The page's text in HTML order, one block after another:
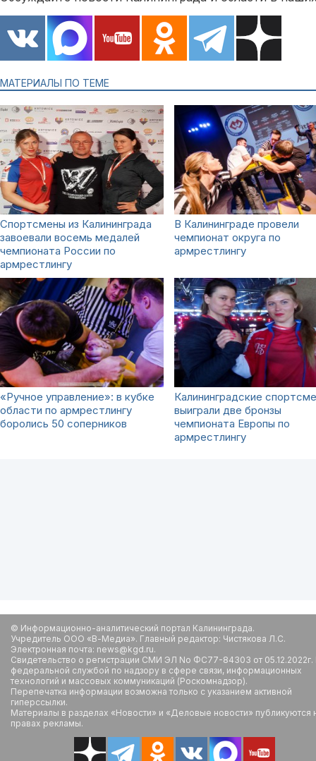
МАТЕРИАЛЫ ПО ТЕМЕ
Спортсмены из Калининграда
завоевали восемь медалей
чемпионата России по
армрестлингу
В Калининграде провели
чемпионат округа по
армрестлингу
«Ручное управление»: в кубке
области по армрестлингу
боролись 50 соперников
Калининградские
выиграли две бронзы
чемпионата Европы по
армрестлингу
© Информационно-аналитический портал Калининграда.
Учредитель ООО «В-Медиа». Главный редактор: Чистякова Л.С.
Электронная почта: news@kgd.ru.
Свидетельство о регистрации СМИ ЭЛ No ФС77-84303 от
федеральной службой по надзору в сфере связи, информационных
технологий и массовых коммуникаций (Роскомнадзор).
Перепечатка информации возможна только с указанием активной
гиперссылки.
Материалы в разделах «Новости» и «Деловые новости» публикуются
правах рекламы.